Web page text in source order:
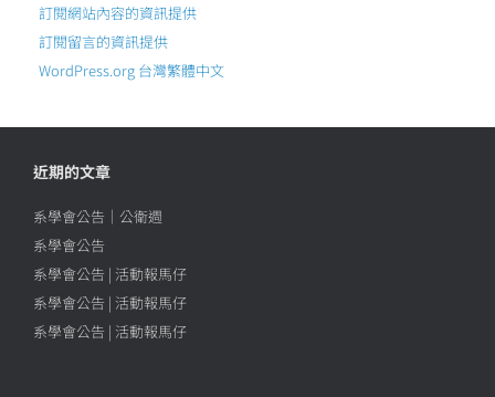
訂閱網站內容的資訊提供
訂閱留言的資訊提供
WordPress.org 台灣繁體中文
近期的文章
系學會公告｜公衛週
系學會公告
系學會公告 | 活動報馬仔
系學會公告 | 活動報馬仔
系學會公告 | 活動報馬仔